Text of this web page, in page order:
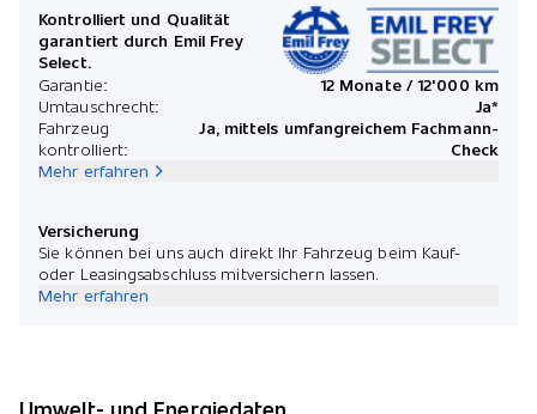
Kontrolliert und Qualität
garantiert durch Emil Frey
Select.
Garantie:
12 Monate / 12'000 km
Umtauschrecht:
Ja*
Fahrzeug
kontrolliert:
Ja, mittels umfangreichem Fachmann-
Check
Mehr erfahren
Versicherung
Sie können bei uns auch direkt Ihr Fahrzeug beim Kauf-
oder Leasingsabschluss mitversichern lassen.
Mehr erfahren